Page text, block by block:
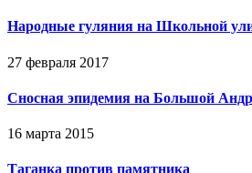
Народные гуляния на Школьной
27 февраля 2017
Сносная эпидемия на Большой
16 марта 2015
Таганка против памятника